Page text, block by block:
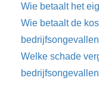
Wie betaalt het
Wie betaalt de
Welke schade